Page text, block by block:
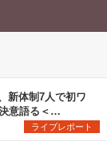
新体制7人で初ワ
意語る＜
はじまりの夏
ライブレポート